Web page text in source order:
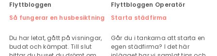
Flyttbloggen
Så fungerar en husbesiktning
Du har letat, gått på visningar,
budat och kämpat. Till slut
Flyttbloggen Operatör
Starta städfirma
Går du i tankarna att starta en
egen städfirma? I det här